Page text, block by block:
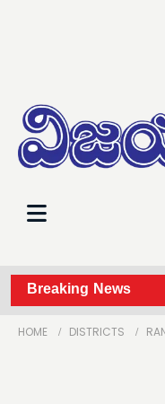
Breaking News
మేడిపల్లి మండలంలో
HOME DISTRICTS